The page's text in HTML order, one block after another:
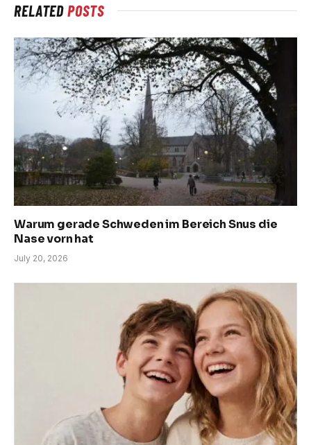
RELATEDPOSTS
Warum gerade Schweden im Bereich Snus die
Nase vorn hat
July 20, 2026